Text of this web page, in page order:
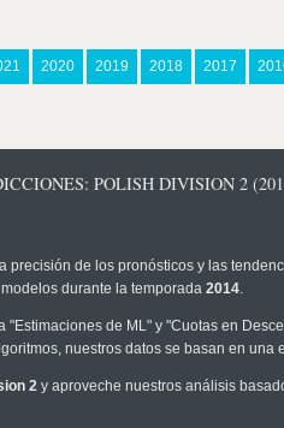
2020 2019 2018 2017
POLISH DIVISION 2
precisión de los pronósticos y las
durante la temporada 2014.
"Estimaciones de ML" y "Cuotas en
nuestros datos se basan en
2 y aproveche nuestros análisis